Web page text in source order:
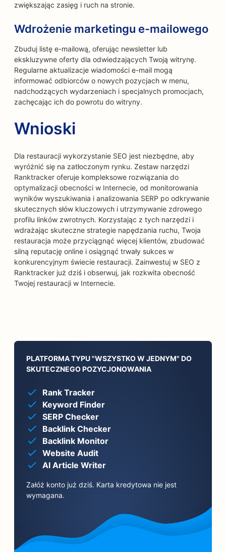
zwiększając zasięg i ruch na stronie.
Wdrożenie marketingu e-mailowego
Zbuduj listę e-mailową, oferując newsletter lub
ekskluzywne oferty dla odwiedzających Twoją witrynę.
Regularne aktualizacje wiadomości e-mail mogą
informować odbiorców o nowych pozycjach w menu,
nadchodzących wydarzeniach i specjalnych promocjach,
zachęcając ich do powrotu do witryny.
Wnioski
Dla restauracji wykorzystanie SEO jest niezbędne, aby
wyróżnić się na zatłoczonym rynku. Zestaw narzędzi
Ranktracker oferuje kompleksowe rozwiązania do
optymalizacji obecności w Internecie, od monitorowania
wyników wyszukiwania i analizowania SERP po odkrywanie
skutecznych słów kluczowych i utrzymywanie zdrowego
profilu linków zwrotnych. Korzystając z tych narzędzi i
wdrażając skuteczne strategie napędzania ruchu, Twoja
restauracja może przyciągnąć więcej klientów, zbudować
silną reputację online i osiągnąć trwały sukces w
konkurencyjnym świecie restauracji. Zainwestuj w SEO z
Ranktracker już dziś i obserwuj, jak rozkwita obecność
Twojej restauracji w Internecie.
PLATFORMA TYPU "WSZYSTKO W JEDNYM" DO
SKUTECZNEGO POZYCJONOWANIA
Rank Tracker
Keyword Finder
SERP Checker
Backlink Checker
Backlink Monitor
Website Audit
AI Article Writer
Załóż konto już dziś. Karta kredytowa nie jest
wymagana.